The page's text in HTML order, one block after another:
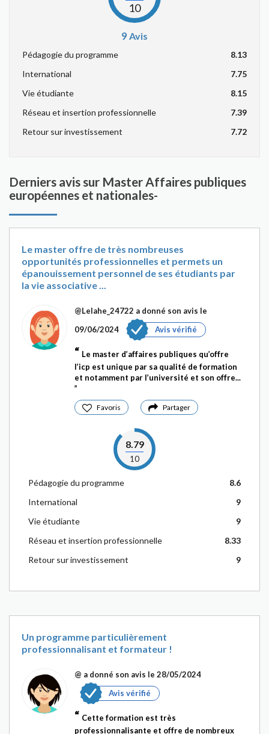
10
9Avis
Pédagogie du programme
8.13
International
7.75
Vie étudiante
8.15
Réseau et insertion professionnelle
7.39
Retour sur investissement
7.72
Derniers avis sur Master Affaires publiques
européennes et nationales-
Le master offre de très nombreuses
opportunités professionnelles et permets un
épanouissement personnel de ses étudiants par
la vie associative ...
@Lelahe_24722 a donné son avis le
09/06/2024
Avis vérifié
Le master d’affaires publiques qu’offre
l’icp est unique par sa qualité de formation
et notamment par l’université et son offre...
Favoris Partager
8.79
10
Pédagogie du programme
8.6
International
9
Vie étudiante
9
Réseau et insertion professionnelle
8.33
Retour sur investissement
9
Un programme particulièrement
professionnalisant et formateur !
@ a donné son avis le 28/05/2024
Avis vérifié
Cette formation est très
professionnalisante et offre de nombreux